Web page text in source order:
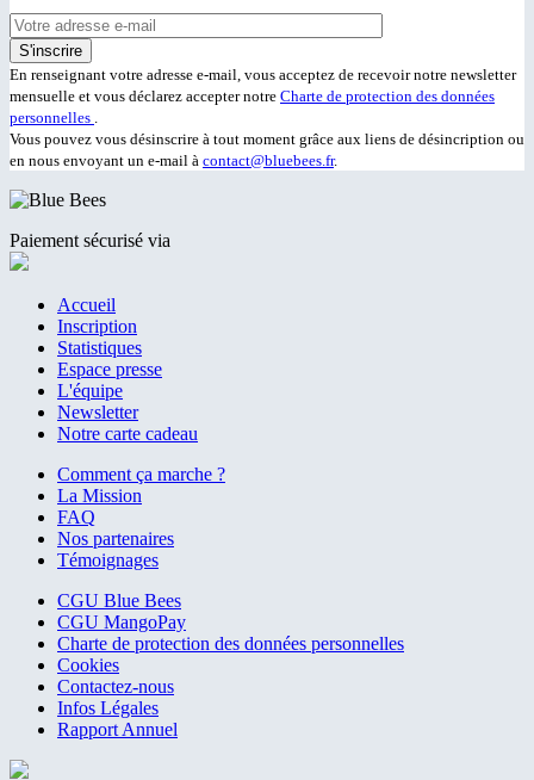
En renseignant votre adresse e-mail, vous acceptez de recevoir notre newsletter
mensuelle et vous déclarez accepter notre Charte de protection des données
personnelles .
Vous pouvez vous désinscrire à tout moment grâce aux liens de désincription ou
en nous envoyant un e-mail à contact@bluebees.fr.
Paiement sécurisé via
Accueil
Inscription
Statistiques
Espace presse
L'équipe
Newsletter
Notre carte cadeau
Comment ça marche ?
La Mission
FAQ
Nos partenaires
Témoignages
CGU Blue Bees
CGU MangoPay
Charte de protection des données personnelles
Cookies
Contactez-nous
Infos Légales
Rapport Annuel